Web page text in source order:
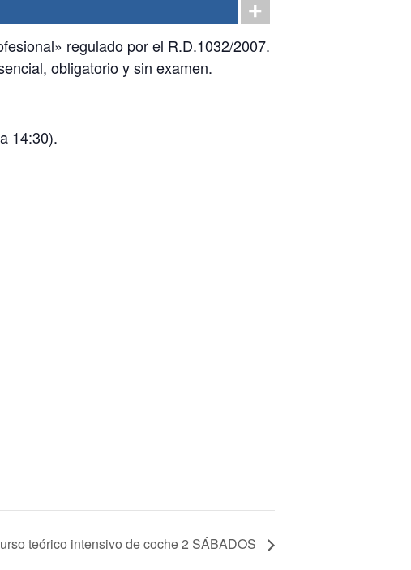
regulado por el R.D.1032/2007.
obligatorio y sin examen.
14:30).
teórico intensivo de coche 2 SÁBADOS